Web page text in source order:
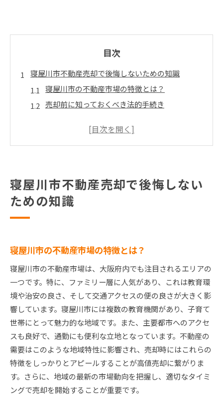
目次
寝屋川市不動産売却で後悔しないための知識
寝屋川市の不動産市場の特徴とは？
売却前に知っておくべき法的手続き
売却のタイミングが重要な理由
高値売却を目指すなら寝屋川市不動産市場を知ろう
現在の寝屋川市の不動産市場動向
将来的な市場予測と未来展望
寝屋川市不動産売却成功のための実践的な戦略
物件の魅力を引き出す写真撮影テクニック
効果的な広告とプロモーション方法
交渉を有利に進めるためのコツ
ホームステージングの活用法
オープンハウスでの成功の秘訣
購入希望者の心を掴むコミュニケーション
寝屋川市不動産売却で後悔しない
ための知識
寝屋川市の不動産市場の特徴とは？
寝屋川市の不動産市場は、大阪府内でも注目されるエリアの
一つです。特に、ファミリー層に人気があり、これは教育環
境や治安の良さ、そして交通アクセスの便の良さが大きく影
響しています。寝屋川市には複数の教育機関があり、子育て
世帯にとって魅力的な地域です。また、主要都市へのアクセ
スも良好で、通勤にも便利な立地となっています。不動産の
需要はこのような地域特性に影響され、売却時にはこれらの
特徴をしっかりとアピールすることが高値売却に繋がりま
す。さらに、地域の最新の市場動向を把握し、適切なタイミ
ングで売却を開始することが重要です。